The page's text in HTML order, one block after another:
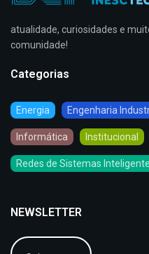
atualidade, curiosidades e
comunidade!
Categorias
Energia Engenharia
Informática Institucional
Redes de Sistemas
NEWSLETTER